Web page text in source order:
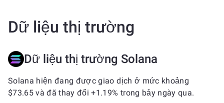
Dữ liệu thị trường
Dữ liệu thị trường Solana
Solana hiện đang được giao dịch ở mức khoảng
$73.65 và đã thay đổi +1.19% trong bảy ngày qua.